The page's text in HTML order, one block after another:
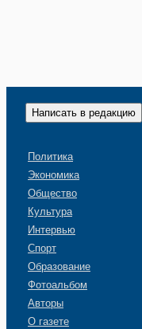
Написать в редакцию
Политика
Экономика
Общество
Культура
Интервью
Спорт
Образование
Фотоальбом
Авторы
О газете